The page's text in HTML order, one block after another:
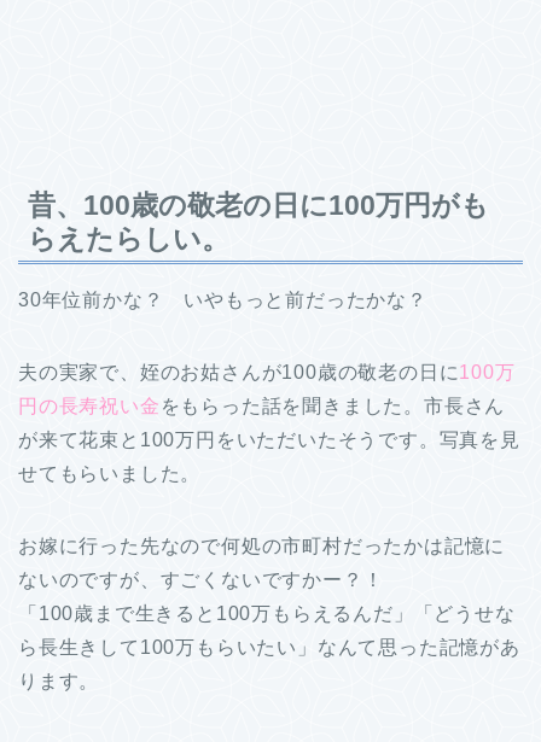
昔、100歳の敬老の日に100万円がも
らえたらしい。
30年位前かな？ いやもっと前だったかな？
夫の実家で、姪のお姑さんが100歳の敬老の日に100万
円の長寿祝い金 をもらった話を聞きました。市長さん
が来て花束と100万円をいただいたそうです。写真を見
せてもらいました。
お嫁に行った先なので何処の市町村だったかは記憶に
ないのですが、すごくないですかー？！
「100歳まで生きると100万もらえるんだ」「どうせな
ら長生きして100万もらいたい」なんて思った記憶があ
ります。